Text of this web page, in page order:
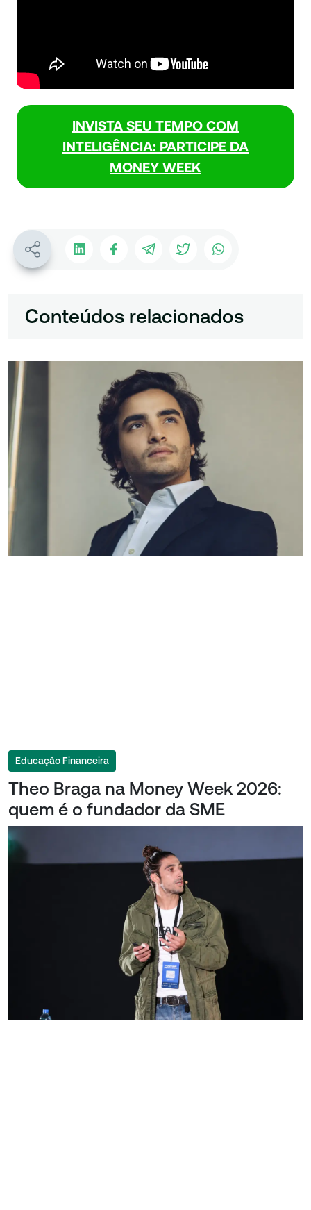
INVISTA SEU TEMPO COM
INTELIGÊNCIA: PARTICIPE DA
MONEY WEEK
Conteúdos relacionados
Educação Financeira
Theo Braga na Money Week 2026:
quem é o fundador da SME